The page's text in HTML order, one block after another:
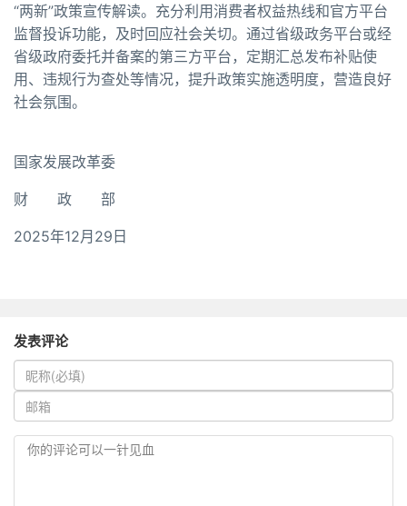
“两新”政策宣传解读。充分利用消费者权益热线和官方平台
监督投诉功能，及时回应社会关切。通过省级政务平台或经
省级政府委托并备案的第三方平台，定期汇总发布补贴使
用、违规行为查处等情况，提升政策实施透明度，营造良好
社会氛围。
国家发展改革委
财 政 部
2025年12月29日
发表评论
你的评论可以一针见血